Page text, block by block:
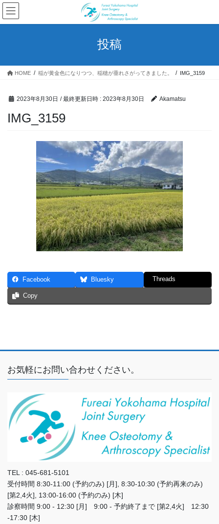
コ
ン
テ
ス
ナ
ビ
ゲ
ン
投稿
HOME 稲が黄金色になりつつ、稲穂が垂れさがってきました。 IMG_3159
2023年8月30日 / 最終更新日時 : 2023年8月30日 Akamatsu
IMG_3159
Facebook Bluesky Threads
Copy
お気軽にお問い合わせください。
TEL : 045-681-5101
受付時間 8:30-11:00 (予約のみ) [月], 8:30-10:30 (予約再来のみ)
[第2,4火], 13:00-16:00 (予約のみ) [木]
診察時間 9:00 - 12:30 [月] 9:00 - 予約終了まで [第2,4火] 12:30
-17:30 [木]